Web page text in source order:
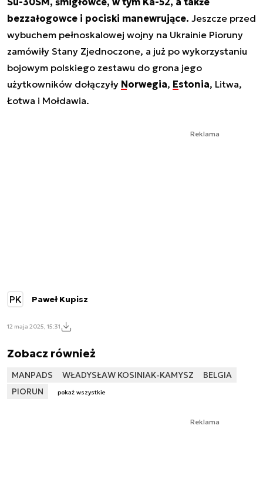
bezzałogowce i pociski manewrujące. Jeszcze przed
wybuchem pełnoskalowej wojny na Ukrainie Pioruny
zamówiły Stany Zjednoczone, a już po wykorzystaniu
bojowym polskiego zestawu do grona jego
użytkowników dołączyły Norwegia, Estonia, Litwa,
Łotwa i Mołdawia.
Reklama
PK Paweł Kupisz
12 maja 2025, 15:31
Zobacz również
MANPADS WŁADYSŁAW KOSINIAK-KAMYSZ
BELGIA
PIORUN
pokaż wszystkie
Reklama